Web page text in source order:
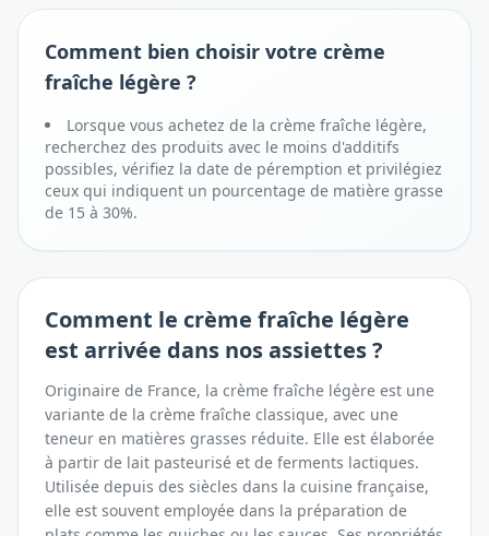
Comment bien choisir votre crème
fraîche légère ?
Lorsque vous achetez de la crème fraîche légère,
recherchez des produits avec le moins d'additifs
possibles, vérifiez la date de péremption et privilégiez
ceux qui indiquent un pourcentage de matière grasse
de 15 à 30%.
Comment le crème fraîche légère
est arrivée dans nos assiettes ?
Originaire de France, la crème fraîche légère est une
variante de la crème fraîche classique, avec une
teneur en matières grasses réduite. Elle est élaborée
à partir de lait pasteurisé et de ferments lactiques.
Utilisée depuis des siècles dans la cuisine française,
elle est souvent employée dans la préparation de